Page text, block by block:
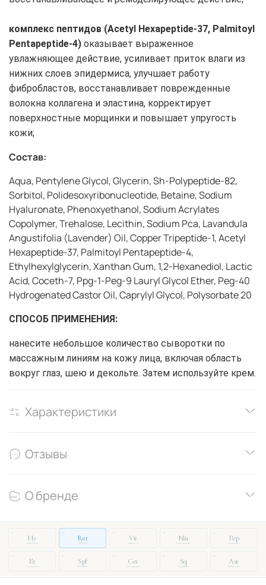
комплекс пептидов (Acetyl Hexapeptide-37, Palmitoyl
Pentapeptide-4) оказывает выраженное
увлажняющее действие, усиливает приток влаги из
нижних слоев эпидермиса, улучшает работу
фибробластов, восстанавливает поврежденные
волокна коллагена и эластина, корректирует
поверхностные морщинки и повышает упругость
кожи;
Состав:
Aqua, Pentylene Glycol, Glycerin, Sh-Polypeptide-82,
Sorbitol, Polidesoxyribonucleotide, Betaine, Sodium
Hyaluronate, Phenoxyethanol, Sodium Acrylates
Copolymer, Trehalose, Lecithin, Sodium Pca, Lavandula
Angustifolia (Lavender) Oil, Copper Tripeptide-1, Acetyl
Hexapeptide-37, Palmitoyl Pentapeptide-4,
Ethylhexylglycerin, Xanthan Gum, 1,2-Hexanediol, Lactic
Acid, Coceth-7, Ppg-1-Peg-9 Lauryl Glycol Ether, Peg-40
Hydrogenated Castor Oil, Caprylyl Glycol, Polysorbate 20
СПОСОБ ПРИМЕНЕНИЯ:
нанесите небольшое количество сыворотки по
массажным линиям на кожу лица, включая область
вокруг глаз, шею и декольте. Затем используйте крем.
Характеристики
Отзывы
О бренде
14
Hy
Hyaluronic
03
Ret
Retinol
Vit
Vitamin C
Nia
Niacinamide
Pep
Peptides
Ex
Exosomes
Spf
SPF Filter
Cer
Ceramides
46
Sq
Squalane
Aze
Azelaic Ac.